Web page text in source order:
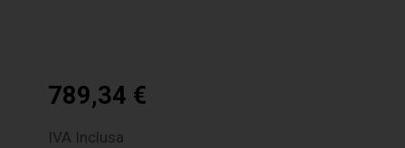
789,34 €
IVA Inclusa